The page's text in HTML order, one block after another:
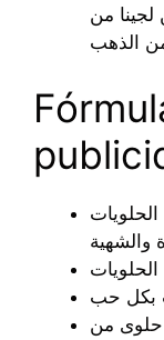
من
الحلويات
حلوى من